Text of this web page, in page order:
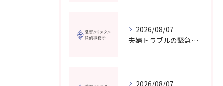
2026/08/07
夫婦トラブルの緊急相談を滋賀県甲賀市で今すぐ受けるための信頼できる窓口選びガイド
2026/08/07